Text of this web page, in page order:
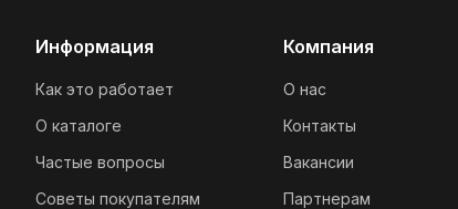
Информация
Как это работает
О каталоге
Частые вопросы
Советы покупателям
Компания
О нас
Контакты
Вакансии
Партнерам